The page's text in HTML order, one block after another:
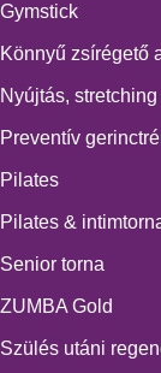
Gymstick
Könnyű zsírégető
Nyújtás,
Preventív
Pilates
Pilates &
Senior torna
ZUMBA Gold
Szülés utáni